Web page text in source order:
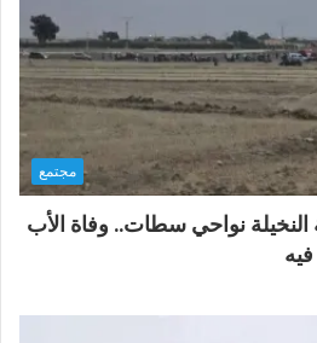
مجتمع
نواحي سطات.. وفاة الأب